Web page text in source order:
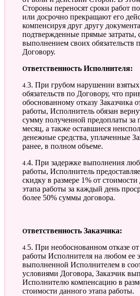
Стороны переносят сроки работ
или досрочно прекращают его
компенсируя друг другу
подтвержденные прямые затраты,
выполнением своих обязательств
Договору.
Ответственность Исполнителя:
4.3. При грубом нарушении взятых на себя
обязательств по Договору, что
обоснованному отказу Заказчика
работы, Исполнитель обязан
сумму полученной предоплаты за
месяц, а также оставшиеся
денежные средства, уплаченные
ранее, в полном объеме.
4.4. При задержке выполнения любого этапа
работы, Исполнитель
скидку в размере 1% от стоимости
этапа работы за каждый день
более 50% суммы договора.
Ответственность Заказчика:
4.5. При необоснованном отказе от приема
работы Исполнителя на любом ее
выполненной Исполнителем в
условиями Договора, Заказчик
Исполнителю компенсацию в
стоимости данного этапа работы.